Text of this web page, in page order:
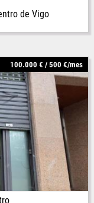
de Vigo
100.000 € / 500 €/mes